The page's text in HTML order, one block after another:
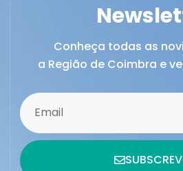
Conheça todas as
a Região de Coimbra e